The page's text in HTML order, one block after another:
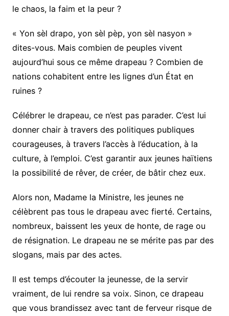
le chaos, la faim et la peur ?
« Yon sèl drapo, yon sèl pèp, yon sèl nasyon »
dites-vous. Mais combien de peuples vivent
aujourd’hui sous ce même drapeau ? Combien de
nations cohabitent entre les lignes d’un État en
ruines ?
Célébrer le drapeau, ce n’est pas parader. C’est lui
donner chair à travers des politiques publiques
courageuses, à travers l’accès à l’éducation, à la
culture, à l’emploi. C’est garantir aux jeunes haïtiens
la possibilité de rêver, de créer, de bâtir chez eux.
Alors non, Madame la Ministre, les jeunes ne
célèbrent pas tous le drapeau avec fierté. Certains,
nombreux, baissent les yeux de honte, de rage ou
de résignation. Le drapeau ne se mérite pas par des
slogans, mais par des actes.
Il est temps d’écouter la jeunesse, de la servir
vraiment, de lui rendre sa voix. Sinon, ce drapeau
que vous brandissez avec tant de ferveur risque de